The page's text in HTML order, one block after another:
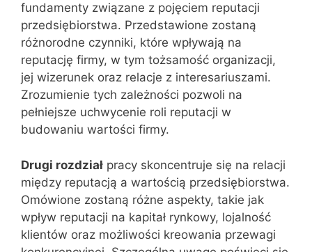
fundamenty związane z pojęciem reputacji
przedsiębiorstwa. Przedstawione zostaną
różnorodne czynniki, które wpływają na
reputację firmy, w tym tożsamość organizacji,
jej wizerunek oraz relacje z interesariuszami.
Zrozumienie tych zależności pozwoli na
pełniejsze uchwycenie roli reputacji w
budowaniu wartości firmy.
Drugi rozdział pracy skoncentruje się na relacji
między reputacją a wartością przedsiębiorstwa.
Omówione zostaną różne aspekty, takie jak
wpływ reputacji na kapitał rynkowy, lojalność
klientów oraz możliwości kreowania przewagi